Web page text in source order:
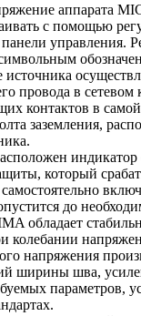
аппарата
с помощью
управления.
провода в сетевом
контактов в самой
заземления,
индикатор
который
до
обладает
колебании
напряжения
ширины шва,
параметров,